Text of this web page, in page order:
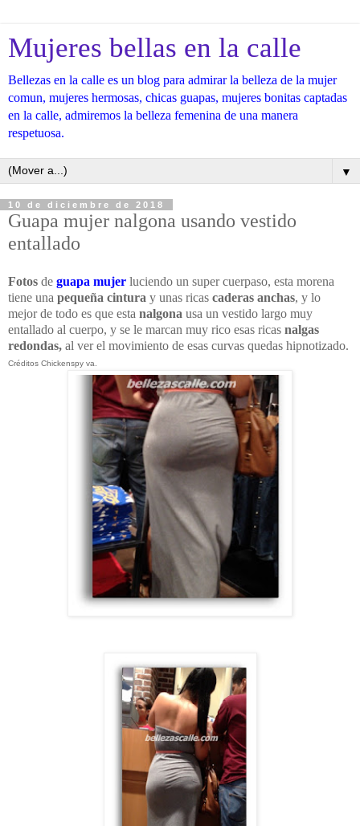
Mujeres bellas en la calle
Bellezas en la calle es un blog para admirar la belleza de la mujer
comun, mujeres hermosas, chicas guapas, mujeres bonitas captadas
en la calle, admiremos la belleza femenina de una manera
respetuosa.
▼
10 de diciembre de 2018
Guapa mujer nalgona usando vestido
entallado
Fotos de guapa mujer luciendo un super cuerpaso, esta morena
tiene una pequeña cintura y unas ricas caderas anchas, y lo
mejor de todo es que esta nalgona usa un vestido largo muy
entallado al cuerpo, y se le marcan muy rico esas ricas nalgas
redondas, al ver el movimiento de esas curvas quedas hipnotizado.
Créditos Chickenspy va.